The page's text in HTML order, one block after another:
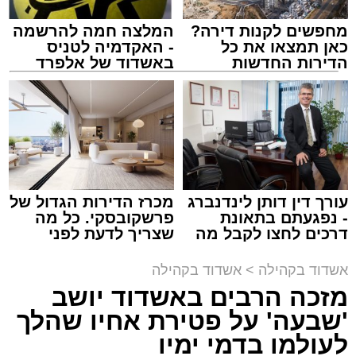
זיץ המרכז למורשת
מנהל האתר / 08:55 09.08.26
תגים:אבי אמסלם, המרכז למורשת, מהות, מני
אזולאי
לקראת סיום בין הזמנים נערך אמש מופע סיום בין
הזמנים ומלווה מלכה על ידי "המרכז למורשת"
בראשות מ"מ ראש העיר הרב אבי אמסלם בשיתוף
הרשות העירונית 'מהות' בראשות יו"ר הדירקטוריון
מחפשים לקנות דירה?
כאן תמצאו את כל
הדירות החדשות
למכירה באשדוד >>>
המלצה חמה להרשמה
- האקדמיה לטניס
באשדוד של אלפרד
קריאולנסקי - לילדים
עורך דין דותן לינדנברג
- נפגעתם בתאונת
דרכים לחצו לקבל מה
מכרז הדירות הגדול של
פרשקובסקי. כל מה
שצריך לדעת לפני
באשדוד
אשדוד בקהילה > אשדוד בקהילה
מזכה הרבים באשדוד יושב
'שבעה' על פטירת אחיו שהלך
לעולמו בדמי ימיו